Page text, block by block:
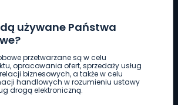
używane Państwa
przetwarzane są w celu
opracowania ofert, sprzedaży usług
biznesowych, a także w celu
handlowych w rozumieniu ustawy
drogą elektroniczną.